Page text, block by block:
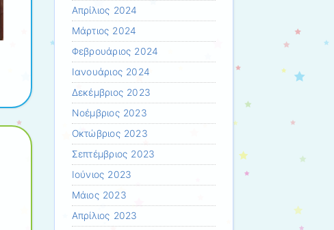
Απρίλιος 2024
Μάρτιος 2024
Φεβρουάριος 2024
Ιανουάριος 2024
Δεκέμβριος 2023
Νοέμβριος 2023
Οκτώβριος 2023
Σεπτέμβριος 2023
Ιούνιος 2023
Μάιος 2023
Απρίλιος 2023